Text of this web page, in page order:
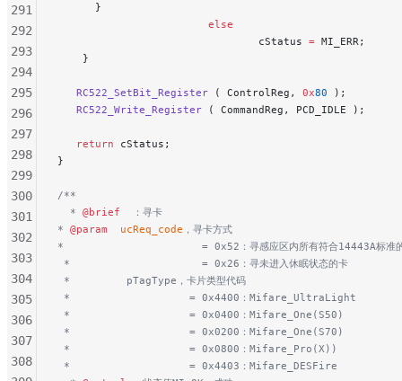
      }
                        else
                                cStatus
= MI_ERR;
    }
   RC522_SetBit_Register
( ControlReg, 0x80 );
   RC522_Write_Register
( CommandReg, PCD_IDLE );
   return
cStatus;
}
/**
  *
@brief
  ：寻卡
* @param
  ucReq_code
，寻卡方式
*                      = 0x52：寻感应区内所有符合14443A标准
*                     = 0x26：寻未进入休眠状态的卡
*         pTagType，卡片类型代码
*                   = 0x4400：Mifare_UltraLight
*                   = 0x0400：Mifare_One(S50)
*                   = 0x0200：Mifare_One(S70)
*                   = 0x0800：Mifare_Pro(X))
*                   = 0x4403：Mifare_DESFire
291
292
293
294
295
296
297
298
299
300
301
302
303
304
305
306
307
308